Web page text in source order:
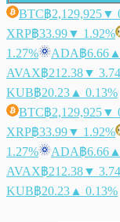
BTC฿2,129,925▼
XRP฿33.99▼ 1.92%
1.27%
ADA฿6.66
AVAX฿212.38▼
KUB฿20.23 ▲ 0.13%
BTC฿2,129,925▼
XRP฿33.99▼ 1.92%
1.27%
ADA฿6.66
AVAX฿212.38▼
KUB฿20.23 ▲ 0.13%